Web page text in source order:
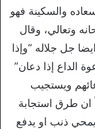
والسكينة فهو
وتعالي، وقال
جل جلاله “وإذا
الداع إذا دعان”
ويستجيب
ان طرق استجابة
يمحي ذنب او يدفع